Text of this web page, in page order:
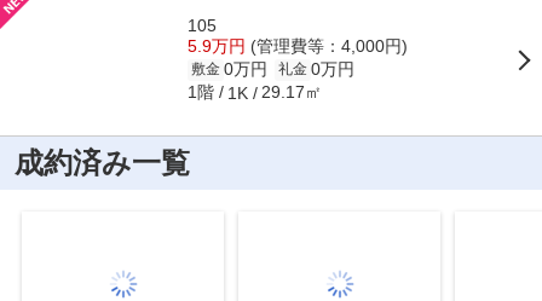
105
5.9万円 (管理費等：4,000円)
敷金 0万円 礼金 0万円
1階 1K 29.17㎡
成約済み一覧